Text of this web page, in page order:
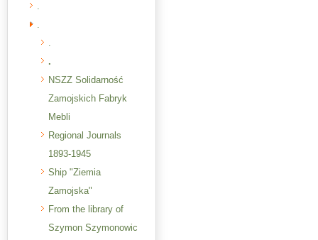
.
.
.
.
NSZZ Solidarność
Zamojskich Fabryk
Mebli
Regional Journals
1893-1945
Ship "Ziemia
Zamojska"
From the library of
Szymon Szymonowic